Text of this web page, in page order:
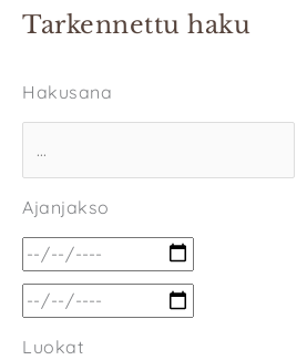
Tarkennettu haku
Hakusana
Ajanjakso
Luokat